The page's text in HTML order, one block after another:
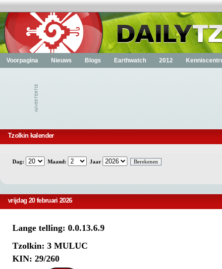
Voorpagina Nieuws Blogs Earthwatch 2012
Tzolkin kalender
Dag: Maand: Jaar
vrijdag 20 februari 2026
Lange telling: 0.0.13.6.9
Tzolkin: 3 MULUC
KIN: 29/260